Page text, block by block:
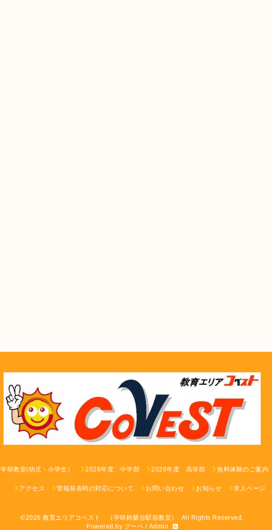
学研教室(幼児・小学生） 2026年度 中学部 2026年度 高等部 無料体験のご案内
アクセス 警報発表時の対応について お問い合わせ お知らせ 求人ページ
©2026教育エリアコベスト （学研鈴蘭台駅前教室） . All Rights Reserved.
Powered by グーペ / Admin